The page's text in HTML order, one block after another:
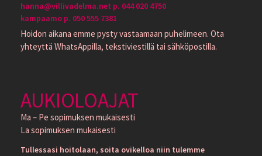
hanna@villivadelma.net p. 044 020 4750
kampaamo p. 050 555 7381
Hoidon aikana emme pysty vastaamaan puhelimeen. Ota
yhteyttä WhatsAppilla, tekstiviestillä tai sähköpostilla.
AUKIOLOAJAT
Ma – Pe sopimuksen mukaisesti
La sopimuksen mukaisesti
Tullessasi hoitolaan, soita ovikelloa niin tulemme